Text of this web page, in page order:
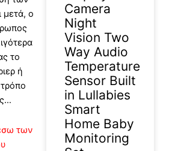
μετά, ο
το
ή
των
Camera
Night
Vision Two
Way Audio
Temperature
Sensor Built
in Lullabies
Smart
Home Baby
Monitoring